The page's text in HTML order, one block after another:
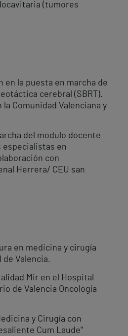
(tumores
en la puesta en marcha de
cerebral (SBRT).
Comunidad Valenciana y
del modulo docente
especialistas en
con
Herrera/ CEU san
en medicina y cirugía
de Valencia.
Mir en el Hospital
de Valencia Oncología
y Cirugía con
Cum Laude"